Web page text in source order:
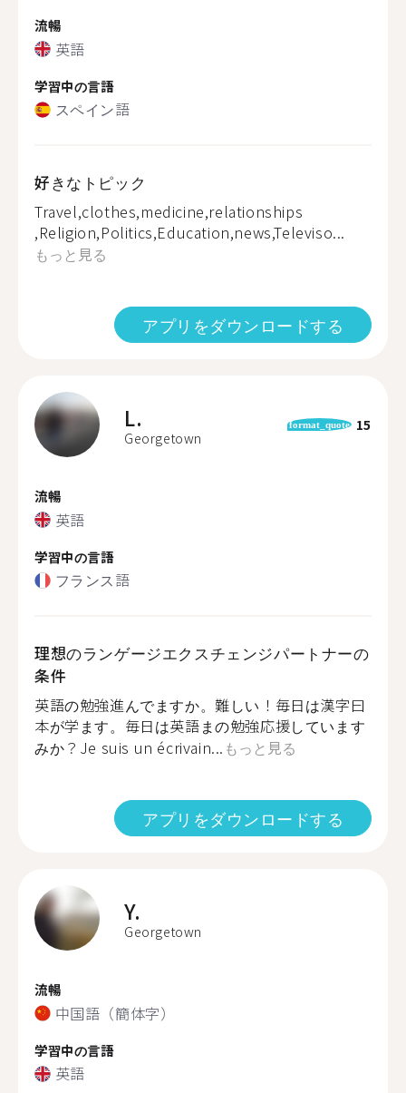
流暢
英語
学習中の言語
スペイン語
好きなトピック
Travel,clothes,medicine,relationships
,Religion,Politics,Education,news,Televiso...
もっと見る
アプリをダウンロードする
L.
Georgetown
format_quote 15
流暢
英語
学習中の言語
フランス語
理想のランゲージエクスチェンジパートナーの
条件
英語の勉強進んでますか。難しい！毎日は漢字曰
本が学ます。毎日は英語まの勉強応援しています
みか？Je suis un écrivain... もっと見る
アプリをダウンロードする
Y.
Georgetown
流暢
中国語（簡体字）
学習中の言語
英語